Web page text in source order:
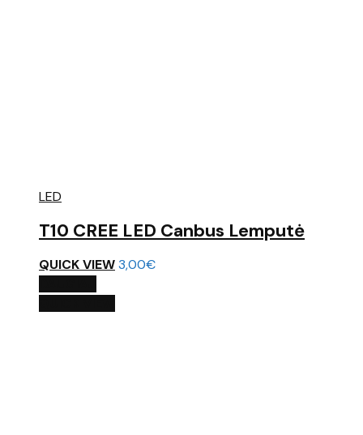
LED
T10 CREE LED Canbus Lemputė
QUICK VIEW3,00€